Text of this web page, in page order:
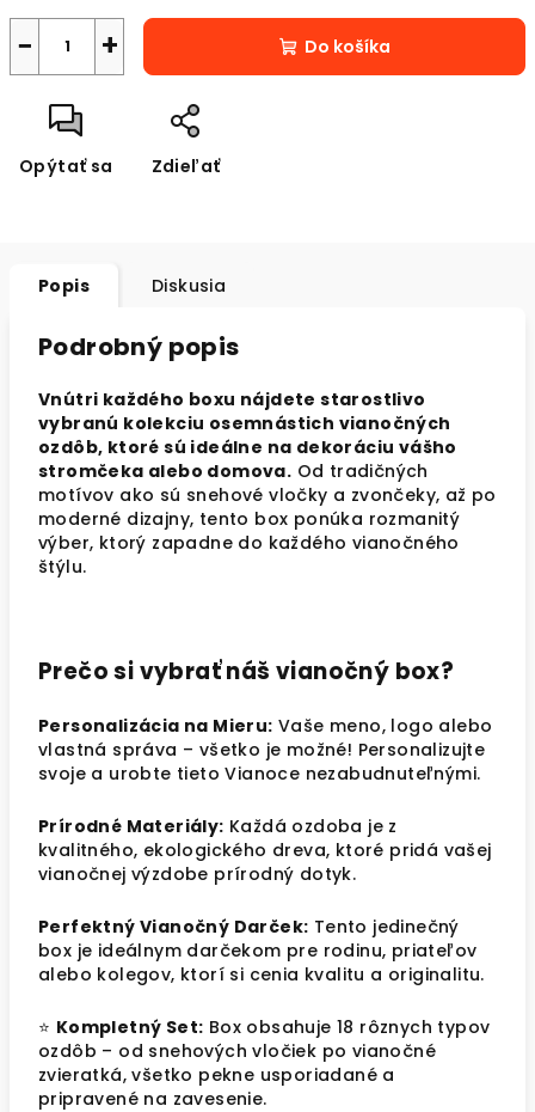
+
− Do košíka
Opýtať sa Zdieľať
Popis Diskusia
Podrobný popis
Vnútri každého boxu nájdete starostlivo
vybranú kolekciu osemnástich vianočných
ozdôb, ktoré sú ideálne na dekoráciu vášho
stromčeka alebo domova. Od tradičných
motívov ako sú snehové vločky a zvončeky, až po
moderné dizajny, tento box ponúka rozmanitý
výber, ktorý zapadne do každého vianočného
štýlu.
Prečo si vybrať náš vianočný box?
Personalizácia na Mieru: Vaše meno, logo alebo
vlastná správa – všetko je možné! Personalizujte
svoje a urobte tieto Vianoce nezabudnuteľnými.
Prírodné Materiály: Každá ozdoba je z
kvalitného, ekologického dreva, ktoré pridá vašej
vianočnej výzdobe prírodný dotyk.
Perfektný Vianočný Darček: Tento jedinečný
box je ideálnym darčekom pre rodinu, priateľov
alebo kolegov, ktorí si cenia kvalitu a originalitu.
⭐ Kompletný Set: Box obsahuje 18 rôznych typov
ozdôb – od snehových vločiek po vianočné
zvieratká, všetko pekne usporiadané a
pripravené na zavesenie.